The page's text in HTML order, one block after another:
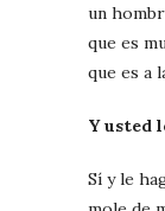
un
que es
que es a
Y usted
Sí y le